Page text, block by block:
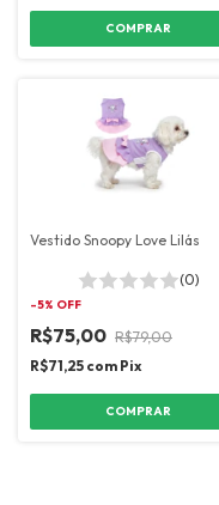
COMPRAR
Vestido Snoopy Love Lilás
(0)
-5% OFF
R$75,00 R$79,00
R$71,25 com Pix
COMPRAR